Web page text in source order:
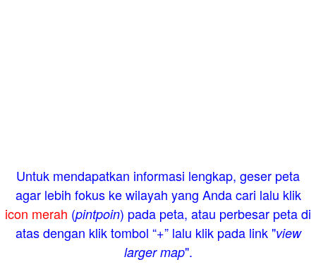
Untuk mendapatkan informasi lengkap, geser peta
agar lebih fokus ke wilayah yang Anda cari lalu klik
icon merah (pintpoin) pada peta, atau perbesar peta di
atas dengan klik tombol “+” lalu klik pada link "view
larger map".